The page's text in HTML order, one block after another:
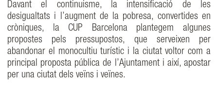
Davant el continuisme, la intensificació de les
desigualtats i l’augment de la pobresa, convertides en
cròniques, la CUP Barcelona plantegem algunes
propostes pels pressupostos, que serveixen per
abandonar el monocultiu turístic i la ciutat voltor com a
principal proposta pública de l’Ajuntament i així, apostar
per una ciutat dels veïns i veïnes.